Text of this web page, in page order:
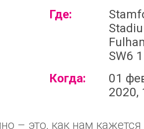
Где:
SW6
Когда:
01
2020,
– это, как нам кажется